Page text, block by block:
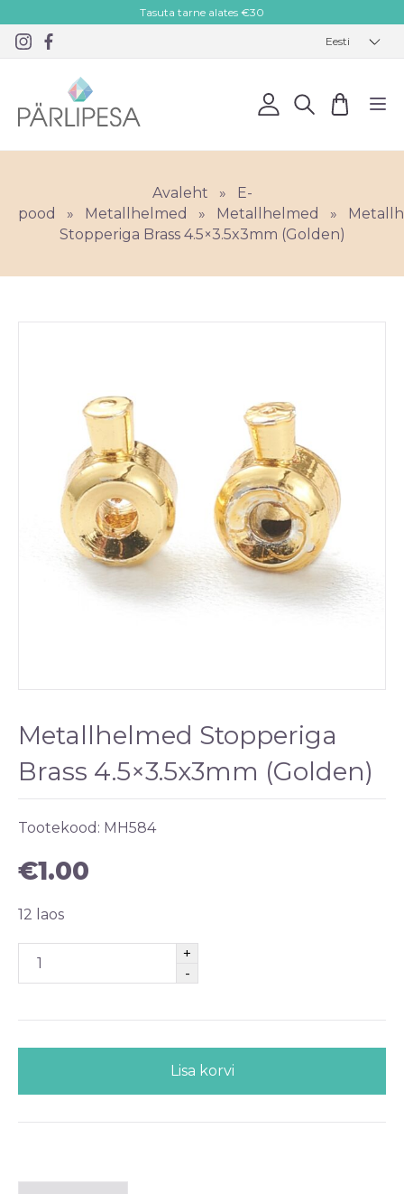
Tasuta tarne alates €30
Eesti
Avaleht »
E-
pood
» Metallhelmed » Metallhelmed »
Stopperiga Brass 4.5×3.5x3mm (Golden)
Metallhelmed Stopperiga
Brass 4.5×3.5x3mm (Golden)
Tootekood: MH584
€1.00
12 laos
Lisa korvi